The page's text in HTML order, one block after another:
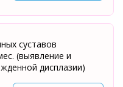
суставов
(выявление и
дисплазии)